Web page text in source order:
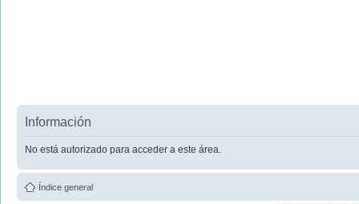
Información
No está autorizado para acceder a este área.
Índice general